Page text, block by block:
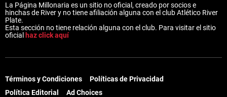
La Página Millonaria es un sitio no oficial, creado por socios e
hinchas de River y no tiene afiliación alguna con el club Atlético River
Plate.
Esta sección no tiene relación alguna con el club. Para visitar el sitio
oficial haz click aquí
Términos y Condiciones
Políticas de Privacidad
Política Editorial
Ad Choices